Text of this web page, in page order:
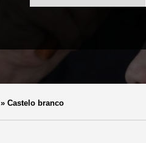
» Castelo branco